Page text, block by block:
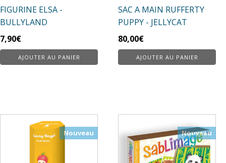
FIGURINE ELSA -
BULLYLAND
7,90€
AJOUTER AU PANIER
SAC A MAIN RUFFERTY
PUPPY - JELLYCAT
80,00€
AJOUTER AU PANIER
Nouveau Nouveau